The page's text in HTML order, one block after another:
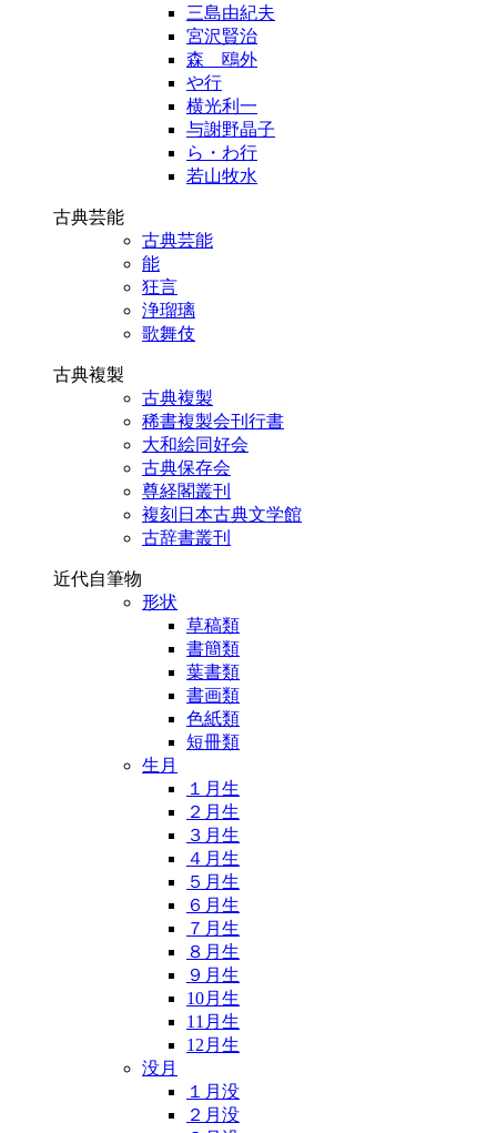
三島由紀夫
宮沢賢治
森 鴎外
や行
横光利一
与謝野晶子
ら・わ行
若山牧水
古典芸能
古典芸能
能
狂言
浄瑠璃
歌舞伎
古典複製
古典複製
稀書複製会刊行書
大和絵同好会
古典保存会
尊経閣叢刊
複刻日本古典文学館
古辞書叢刊
近代自筆物
形状
草稿類
書簡類
葉書類
書画類
色紙類
短冊類
生月
１月生
２月生
３月生
４月生
５月生
６月生
７月生
８月生
９月生
10月生
11月生
12月生
没月
１月没
２月没